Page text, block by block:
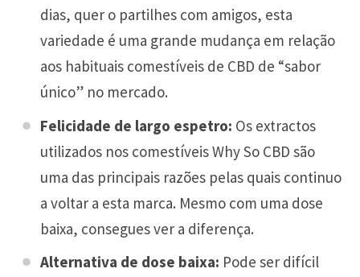
dias, quer o partilhes com amigos, esta
variedade é uma grande mudança em relação
aos habituais comestíveis de CBD de “sabor
único” no mercado.
Felicidade de largo espetro: Os extractos
utilizados nos comestíveis Why So CBD são
uma das principais razões pelas quais continuo
a voltar a esta marca. Mesmo com uma dose
baixa, consegues ver a diferença.
Alternativa de dose baixa: Pode ser difícil